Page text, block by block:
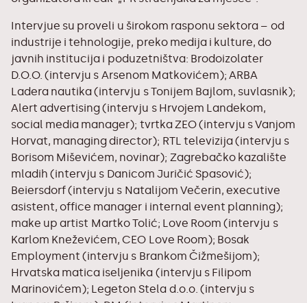
Intervjue su proveli u širokom rasponu sektora – od
industrije i tehnologije, preko medija i kulture, do
javnih institucija i poduzetništva: Brodoizolater
D.O.O. (intervju s Arsenom Matkovićem); ARBA
Ladera nautika (intervju s Tonijem Bajlom, suvlasnik);
Alert advertising (intervju s Hrvojem Landekom,
social media manager); tvrtka ZEO (intervju s Vanjom
Horvat, managing director); RTL televizija (intervju s
Borisom Miševićem, novinar); Zagrebačko kazalište
mladih (intervju s Danicom Juričić Spasović);
Beiersdorf (intervju s Natalijom Večerin, executive
asistent, office manager i internal event planning);
make up artist Martko Tolić; Love Room (intervju s
Karlom Kneževićem, CEO Love Room); Bosak
Employment (intervju s Brankom Čižmešijom);
Hrvatska matica iseljenika (intervju s Filipom
Marinovićem); Legeton Stela d.o.o. (intervju s